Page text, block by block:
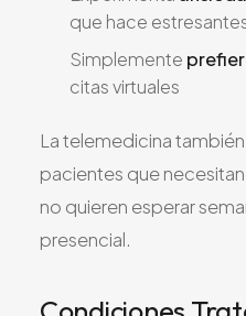
que hace
Simplemente
citas virtuales
La telemedicina
pacientes que necesitan
no quieren esperar
presencial.